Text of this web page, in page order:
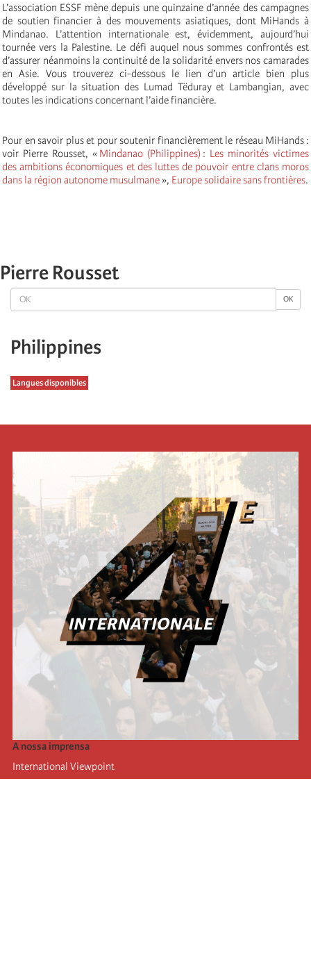
OK OK
Philippines
Langues disponibles
L’association ESSF mène depuis une quinzaine d’année des campagnes
de soutien financier à des mouvements asiatiques, dont MiHands à
Mindanao. L’attention internationale est, évidemment, aujourd’hui
tournée vers la Palestine. Le défi auquel nous sommes confrontés est
d’assurer néanmoins la continuité de la solidarité envers nos camarades
en Asie. Vous trouverez ci-dessous le lien d’un article bien plus
développé sur la situation des Lumad Tëduray et Lambangian, avec
toutes les indications concernant l’aide financière.
Pour en savoir plus et pour soutenir financièrement le réseau MiHands :
voir Pierre Rousset, « Mindanao (Philippines) : Les minorités victimes
des ambitions économiques et des luttes de pouvoir entre clans moros
dans la région autonome musulmane», Europe solidaire sans frontières.
Pierre Rousset
A nossa imprensa
International Viewpoint